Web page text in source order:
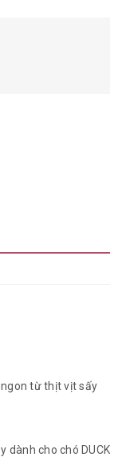
từ thịt vịt sấy
dành cho chó DUCK